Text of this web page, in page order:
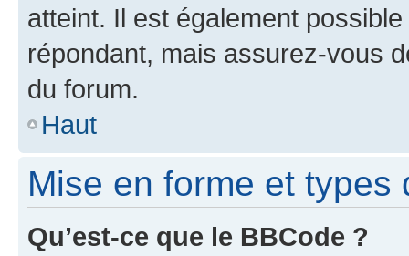
atteint. Il est également
répondant, mais assurez-vous
du forum.
Haut
Mise en forme et types
Qu’est-ce que le BBCode ?